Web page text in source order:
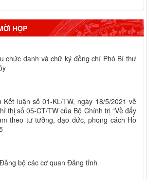
HỌP
chức danh và chữ ký đồng chí Phó Bí thư
Kết luận số 01-KL/TW, ngày 18/5/2021 về
thị số 05-CT/TW của Bộ Chính trị “Về đẩy
theo tư tưởng, đạo đức, phong cách Hồ
bộ các cơ quan Đảng tỉnh